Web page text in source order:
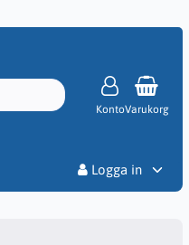
KontoVarukorg
Logga in